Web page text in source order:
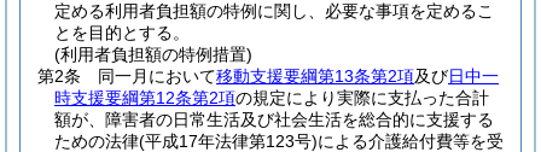
定める利用者負担額の特例に関し、必要な事項を定めるこ
とを目的とする。
(利用者負担額の特例措置)
第2条
同一月において移動支援要綱第13条第2項及び日中一
時支援要綱第12条第2項の規定により実際に支払った合計
額が、障害者の日常生活及び社会生活を総合的に支援する
ための法律(平成17年法律第123号)による介護給付費等を受